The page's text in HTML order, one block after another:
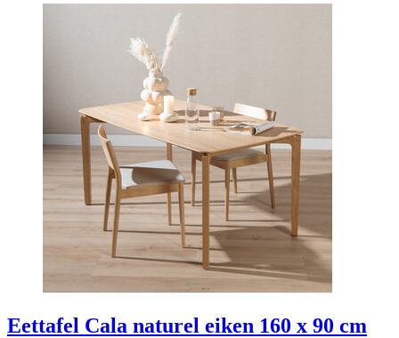
Eettafel Cala naturel eiken 160 x 90 cm